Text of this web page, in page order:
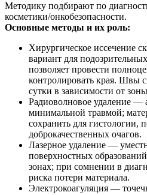
Методику подбирают по
косметики/онкобезопасности.
Основные методы и их роль:
Хирургическое иссечение
вариант для
позволяет провести
контролировать края. Швы
сутки в зависимости от
Радиоволновое удаление —
минимальной травмой;
сохранить для гистологии,
доброкачественных очагов.
Лазерное удаление —
поверхностных
зонах; при сомнении в
риска потери материала.
Электрокоагуляция —